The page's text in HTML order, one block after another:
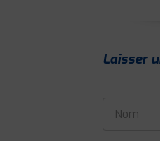
Laisser